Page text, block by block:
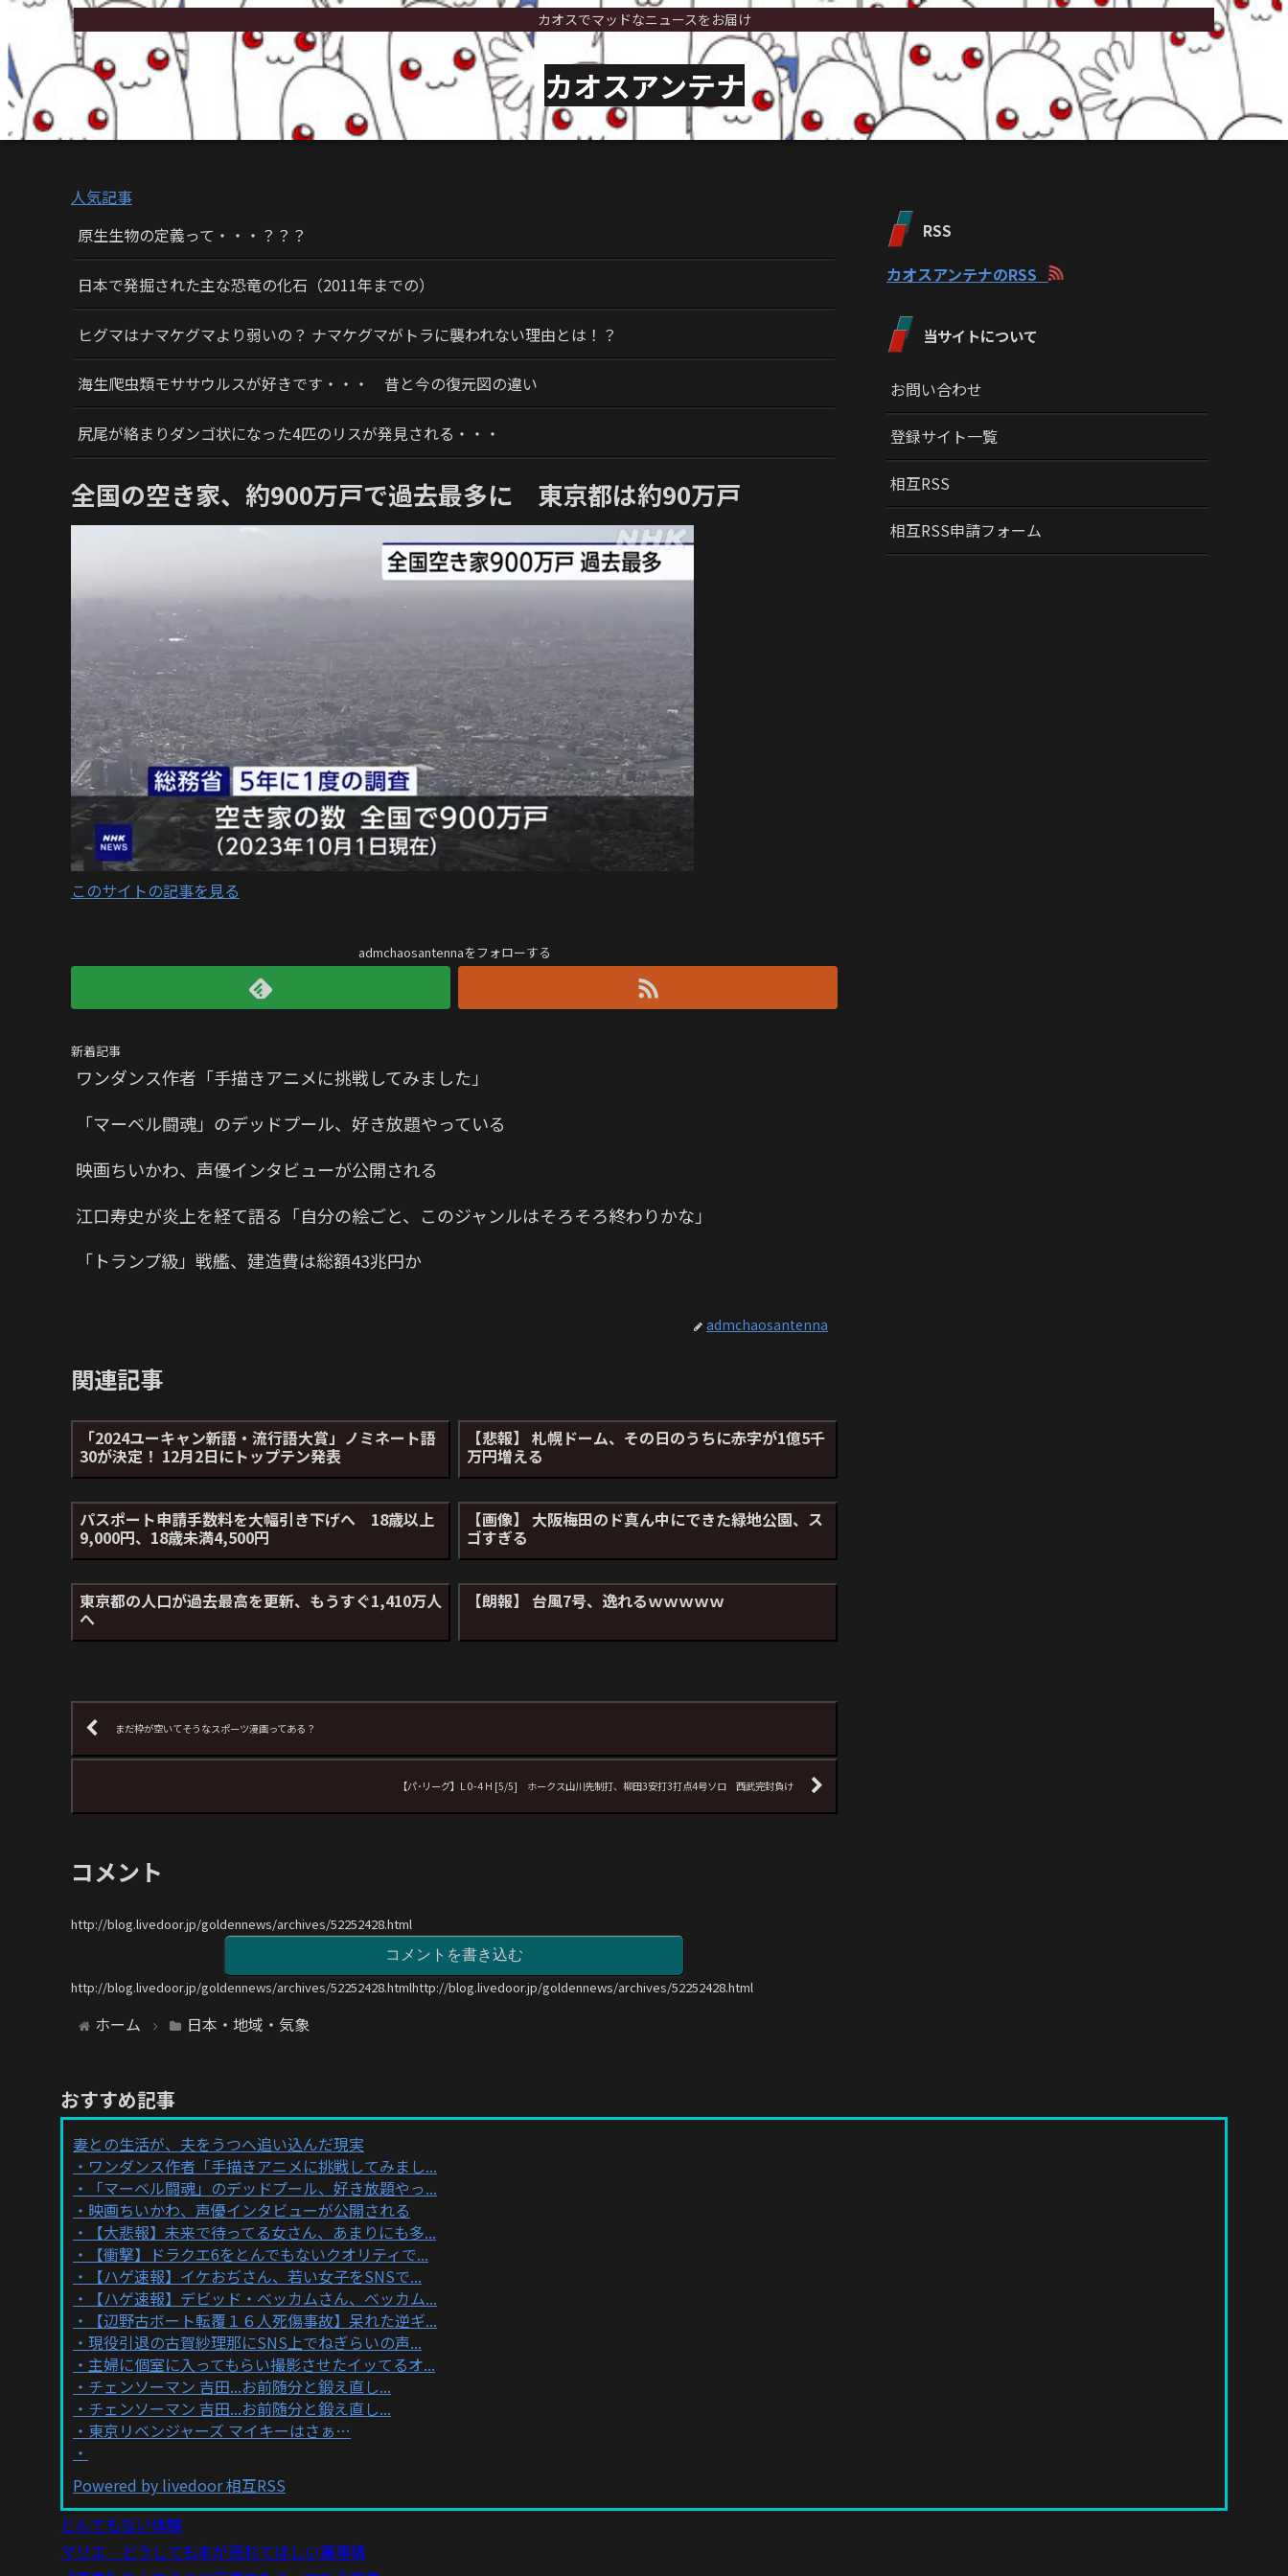
カオスでマッドなニュースをお届け
カオスアンテナ
人気記事
原生生物の定義って・・・？？？
日本で発掘された主な恐竜の化石（2011年までの）
ヒグマはナマケグマより弱いの？ ナマケグマがトラに襲われない理由とは！？
海生爬虫類モササウルスが好きです・・・ 昔と今の復元図の違い
尻尾が絡まりダンゴ状になった4匹のリスが発見される・・・
全国の空き家、約900万戸で過去最多に 東京都は約90万戸
このサイトの記事を見る
admchaosantennaをフォローする
新着記事
ワンダンス作者「手描きアニメに挑戦してみました」
「マーベル闘魂」のデッドプール、好き放題やっている
映画ちいかわ、声優インタビューが公開される
江口寿史が炎上を経て語る「自分の絵ごと、このジャンルはそろそろ終わりかな」
「トランプ級」戦艦、建造費は総額43兆円か
admchaosantenna
関連記事
「2024ユーキャン新語・流行語大賞」ノミネート語
30が決定！ 12月2日にトップテン発表
【悲報】 札幌ドーム、その日のうちに赤字が1億5千
万円増える
パスポート申請手数料を大幅引き下げへ 18歳以上
9,000円、18歳未満4,500円
【画像】 大阪梅田のド真ん中にできた緑地公園、ス
ゴすぎる
東京都の人口が過去最高を更新、もうすぐ1,410万人
へ
【朗報】 台風7号、逸れるｗｗｗｗｗ
まだ枠が空いてそうなスポーツ漫画ってある？
【パ･リーグ】L 0-4 H [5/5] ホークス山川先制打、柳田3安打3打点4号ソロ 西武完封負け
コメント
http://blog.livedoor.jp/goldennews/archives/52252428.html
コメントを書き込む
http://blog.livedoor.jp/goldennews/archives/52252428.htmlhttp://blog.livedoor.jp/goldennews/archives/52252428.html
ホーム 日本・地域・気象
RSS
カオスアンテナのRSS
当サイトについて
お問い合わせ
登録サイト一覧
相互RSS
相互RSS申請フォーム
おすすめ記事
妻との生活が、夫をうつへ追い込んだ現実
ワンダンス作者「手描きアニメに挑戦してみまし...
「マーベル闘魂」のデッドプール、好き放題やっ...
映画ちいかわ、声優インタビューが公開される
【大悲報】未来で待ってる女さん、あまりにも多...
【衝撃】ドラクエ6をとんでもないクオリティで...
【ハゲ速報】イケおぢさん、若い女子をSNSで...
【ハゲ速報】デビッド・ベッカムさん、ベッカム...
【辺野古ボート転覆１６人死傷事故】呆れた逆ギ...
現役引退の古賀紗理那にSNS上でねぎらいの声...
主婦に個室に入ってもらい撮影させたイッてるオ...
チェンソーマン 吉田...お前随分と鍛え直し...
チェンソーマン 吉田...お前随分と鍛え直し...
東京リベンジャーズ マイキーはさぁ…
Powered by livedoor 相互RSS
とんでもない体験
マリエ どうしても本が売れてほしい裏事情